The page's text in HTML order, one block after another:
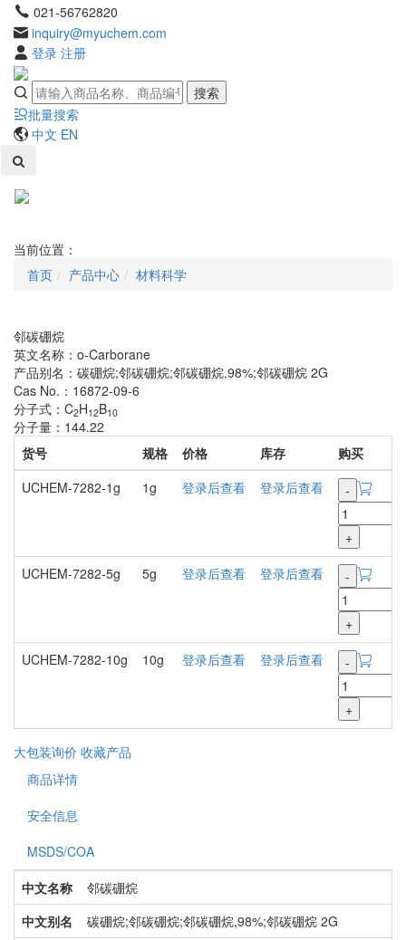
021-56762820
inquiry@myuchem.com
登录 注册
搜索
批量搜索
中文 EN
当前位置：
首页
产品中心 材料科学
邻碳硼烷
英文名称：o-Carborane
产品别名：碳硼烷;邻碳硼烷;邻碳硼烷,98%;邻碳硼烷 2G
Cas No.：16872-09-6
分子式：C2H12B10
分子量：144.22
货号
规格 价格 库存
购买
UCHEM-7282-1g
1g 登录后查看 登录后查看 -
+
UCHEM-7282-5g
5g 登录后查看 登录后查看 -
+
UCHEM-7282-10g
10g 登录后查看 登录后查看 -
+
大包装询价 收藏产品
商品详情
安全信息
MSDS/COA
中文名称
邻碳硼烷
中文别名
碳硼烷;邻碳硼烷;邻碳硼烷,98%;邻碳硼烷 2G